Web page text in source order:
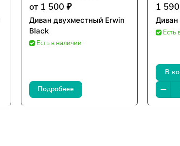
от 1 500 ₽
Диван двухместный Erwin
Black
Есть в наличии
Подробнее
1
Диван
Есть
В